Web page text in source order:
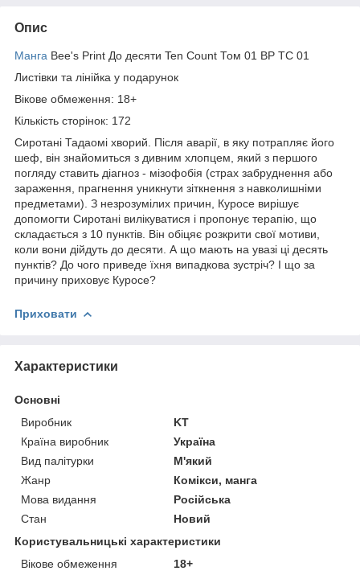
Опис
Манга Bee's Print До десяти Ten Count Том 01 ВР TC 01
Листівки та лінійка у подарунок
Вікове обмеження: 18+
Кількість сторінок: 172
Сиротані Тадаомі хворий. Після аварії, в яку потрапляє його
шеф, він знайомиться з дивним хлопцем, який з першого
погляду ставить діагноз - мізофобія (страх забруднення або
зараження, прагнення уникнути зіткнення з навколишніми
предметами). З незрозумілих причин, Куросе вирішує
допомогти Сиротані вилікуватися і пропонує терапію, що
складається з 10 пунктів. Він обіцяє розкрити свої мотиви,
коли вони дійдуть до десяти. А що мають на увазі ці десять
пунктів? До чого приведе їхня випадкова зустріч? І що за
причину приховує Куросе?
Приховати
Характеристики
Основні
Виробник
KT
Країна виробник
Україна
Вид палітурки
М'який
Жанр
Комікси, манга
Мова видання
Російська
Стан
Новий
Користувальницькі характеристики
Вікове обмеження
18+